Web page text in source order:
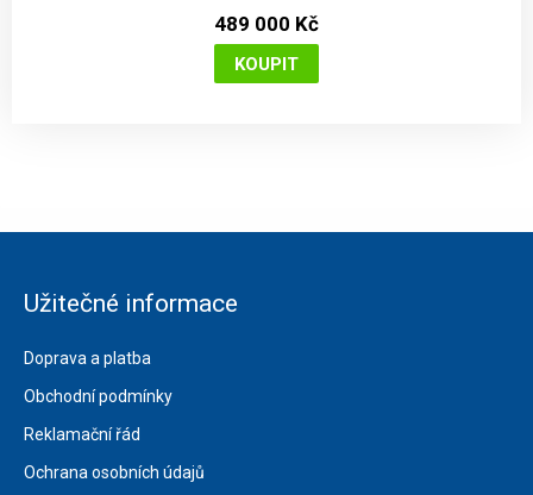
489 000 Kč
Užitečné informace
Doprava a platba
Obchodní podmínky
Reklamační řád
Ochrana osobních údajů